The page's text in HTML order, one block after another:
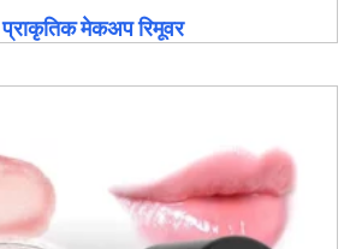
प्राकृतिक मेकअप रिमूवर